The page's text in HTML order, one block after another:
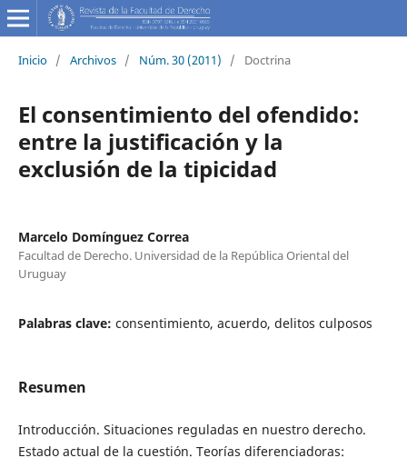
Inicio / Archivos / Núm. 30 (2011) / Doctrina
El consentimiento del ofendido:
entre la justificación y la
exclusión de la tipicidad
Marcelo Domínguez Correa
Facultad de Derecho. Universidad de la República Oriental del
Uruguay
Palabras clave: consentimiento, acuerdo, delitos culposos
Resumen
Introducción. Situaciones reguladas en nuestro derecho.
Estado actual de la cuestión. Teorías diferenciadoras: